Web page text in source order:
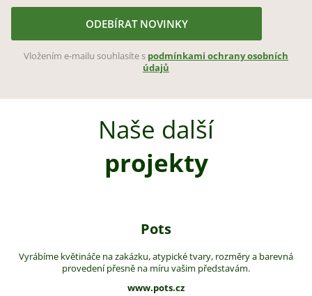
ODEBÍRAT NOVINKY
Vložením e-mailu souhlasíte s podmínkami ochrany osobních
údajů
Naše další
projekty
Pots
Vyrábíme květináče na zakázku, atypické tvary, rozměry a barevná
provedení přesně na míru vašim představám.
www.pots.cz